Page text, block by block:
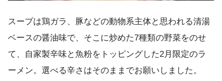
スープは鶏ガラ、豚などの動物系主体と思われる清湯
ベースの醤油味で、そこに炒めた7種類の野菜をのせ
て、自家製辛味と魚粉をトッピングした2月限定のラ
ーメン。選べる辛さはそのままでお願いしました。